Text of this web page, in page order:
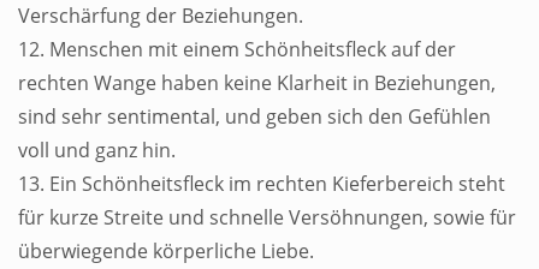
Verschärfung der Beziehungen.
12. Menschen mit einem Schönheitsfleck auf der
rechten Wange haben keine Klarheit in Beziehungen,
sind sehr sentimental, und geben sich den Gefühlen
voll und ganz hin.
13. Ein Schönheitsfleck im rechten Kieferbereich steht
für kurze Streite und schnelle Versöhnungen, sowie für
überwiegende körperliche Liebe.